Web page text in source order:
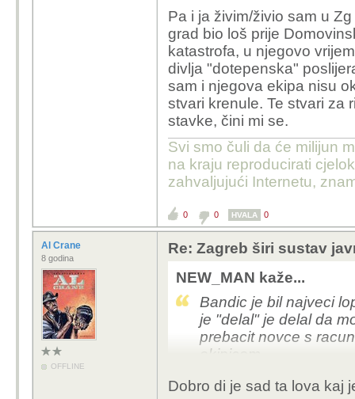
odnosa gdje se
Mogao si biti i sa
da govore istinu.
cak i da je postena
tesko za prihvatiti da
Stovise, sam si naveo
bas najpozitivnije sto
pa dobrim djelom i je,
U svakom slucaju,
zadnjih godina, ali ne
za vrijeme Bandica
kontinuirano, a i tad
Da ima jos puno
da bude pouzdaniji,
Pa i ja živim/živio sam u
grad bio loš prije
katastrofa, u njegovo
divlja "dotepenska"
sam i njegova ekipa nisu
stvari krenule. Te stvari za
stavke, čini mi se.
Svi smo čuli da će milijun
na kraju reproducirati
zahvaljujući Internetu,
0 0 HVALA 0
Al Crane
8 godina
OFFLINE
Re: Zagreb širi sustav
NEW_MAN kaže...
Bandic je bil najveci
je "delal" je delal da
prebacit novce s
ekipicom.
najbolje on je tak
Dobro di je sad ta lova kaj